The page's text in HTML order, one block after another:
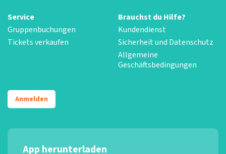
Service
Gruppenbuchungen
Tickets verkaufen
Brauchst du Hilfe?
Kundendienst
Sicherheit und Datenschutz
Allgemeine
Geschäftsbedingungen
Anmelden
App herunterladen